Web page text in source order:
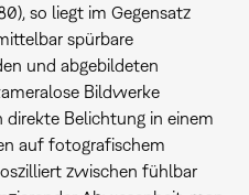
so liegt im Gegensatz
spürbare
und abgebildeten
Bildwerke
Belichtung in einem
auf fotografischem
zwischen fühlbar